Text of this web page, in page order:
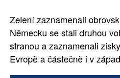
Zelení zaznamenali
Německu se stali druhou
stranou a zaznamenali
Evropě a částečně i v